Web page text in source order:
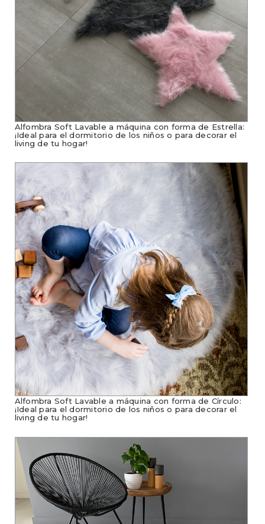
Alfombra Soft Lavable a máquina con forma de Estrella:
¡Ideal para el dormitorio de los niños o para decorar el
living de tu hogar!
Alfombra Soft Lavable a máquina con forma de Círculo:
¡Ideal para el dormitorio de los niños o para decorar el
living de tu hogar!